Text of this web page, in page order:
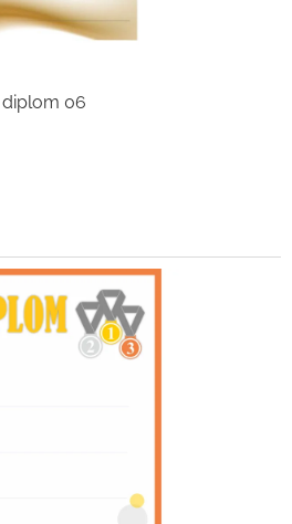
diplom 06